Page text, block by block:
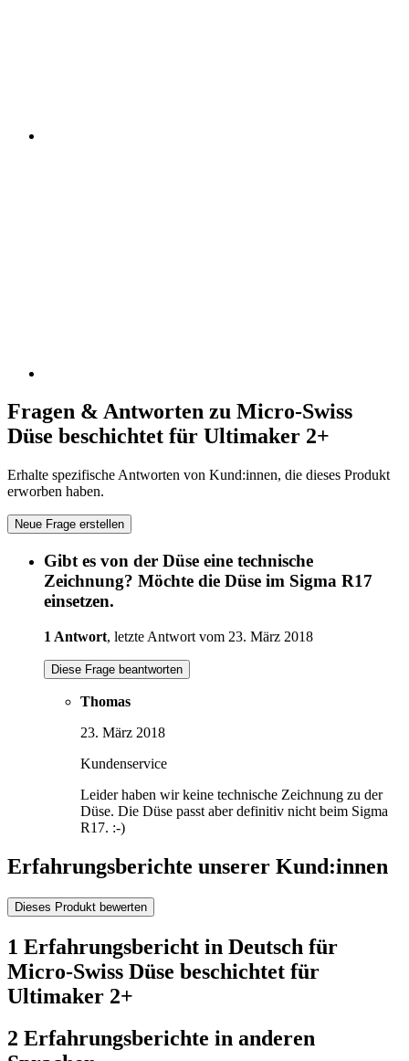
Fragen & Antworten zu Micro-Swiss
Düse beschichtet für Ultimaker 2+
Erhalte spezifische Antworten von Kund:innen, die dieses Produkt
erworben haben.
Neue Frage erstellen
Gibt es von der Düse eine technische
Zeichnung? Möchte die Düse im Sigma R17
einsetzen.
1 Antwort, letzte Antwort vom 23. März 2018
Diese Frage beantworten
Thomas
23. März 2018
Kundenservice
Leider haben wir keine technische Zeichnung zu der
Düse. Die Düse passt aber definitiv nicht beim Sigma
R17. :-)
Erfahrungsberichte unserer Kund:innen
Dieses Produkt bewerten
1 Erfahrungsbericht in Deutsch für
Micro-Swiss Düse beschichtet für
Ultimaker 2+
2 Erfahrungsberichte in anderen